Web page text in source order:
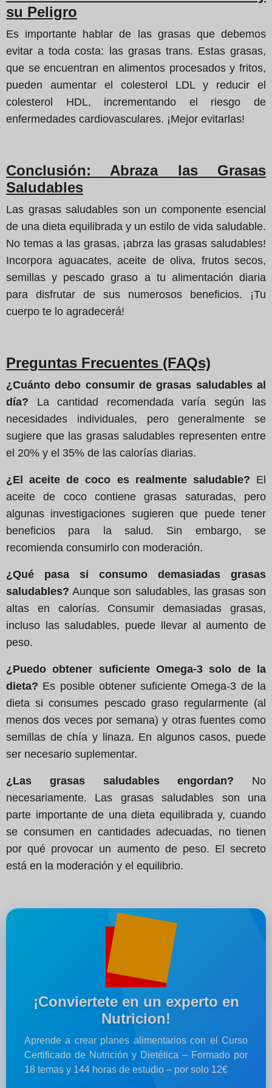
su Peligro
Es importante hablar de las grasas que debemos
evitar a toda costa: las grasas trans. Estas grasas,
que se encuentran en alimentos procesados y fritos,
pueden aumentar el colesterol LDL y reducir el
colesterol HDL, incrementando el riesgo de
enfermedades cardiovasculares. ¡Mejor evitarlas!
Conclusión: Abraza las Grasas
Saludables
Las grasas saludables son un componente esencial
de una dieta equilibrada y un estilo de vida saludable.
No temas a las grasas, ¡abrza las grasas saludables!
Incorpora aguacates, aceite de oliva, frutos secos,
semillas y pescado graso a tu alimentación diaria
para disfrutar de sus numerosos beneficios. ¡Tu
cuerpo te lo agradecerá!
Preguntas Frecuentes (FAQs)
¿Cuánto debo consumir de grasas saludables al
día? La cantidad recomendada varía según las
necesidades individuales, pero generalmente se
sugiere que las grasas saludables representen entre
el 20% y el 35% de las calorías diarias.
¿El aceite de coco es realmente saludable? El
aceite de coco contiene grasas saturadas, pero
algunas investigaciones sugieren que puede tener
beneficios para la salud. Sin embargo, se
recomienda consumirlo con moderación.
¿Qué pasa si consumo demasiadas grasas
saludables? Aunque son saludables, las grasas son
altas en calorías. Consumir demasiadas grasas,
incluso las saludables, puede llevar al aumento de
peso.
¿Puedo obtener suficiente Omega-3 solo de la
dieta? Es posible obtener suficiente Omega-3 de la
dieta si consumes pescado graso regularmente (al
menos dos veces por semana) y otras fuentes como
semillas de chía y linaza. En algunos casos, puede
ser necesario suplementar.
¿Las grasas saludables engordan? No
necesariamente. Las grasas saludables son una
parte importante de una dieta equilibrada y, cuando
se consumen en cantidades adecuadas, no tienen
por qué provocar un aumento de peso. El secreto
está en la moderación y el equilibrio.
¡Conviertete en un experto en
Nutricion!
Aprende a crear planes alimentarios con el Curso
Certificado de Nutrición y Dietética – Formado por
18 temas y 144 horas de estudio – por solo 12€